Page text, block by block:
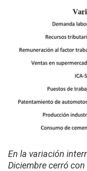
En la variación
Diciembre cerró